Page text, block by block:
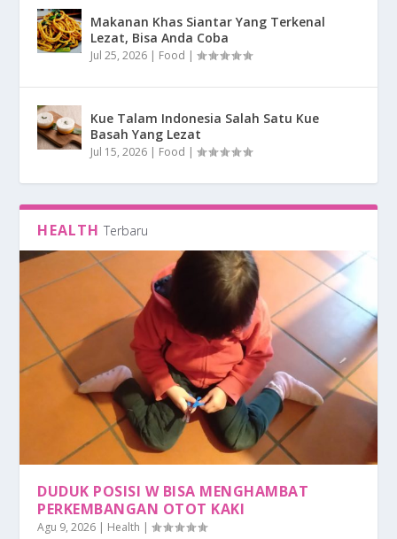
Makanan Khas Siantar Yang Terkenal
Lezat, Bisa Anda Coba
Jul 25, 2026 | Food |
Kue Talam Indonesia Salah Satu Kue
Basah Yang Lezat
Jul 15, 2026 | Food |
HEALTH Terbaru
DUDUK POSISI W BISA MENGHAMBAT
PERKEMBANGAN OTOT KAKI
Agu 9, 2026 | Health |